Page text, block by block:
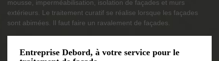
mousse, imperméabilisation, isolation de façades et murs
extérieurs. Le traitement curatif se réalise lorsque les façades
sont abimées. Il faut faire un ravalement de façades.
Entreprise Debord, à votre service pour le